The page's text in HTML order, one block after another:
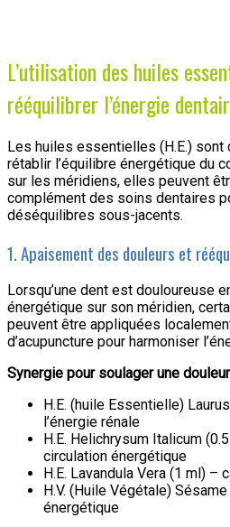
L’utilisation des huiles
rééquilibrer l’énergie
Les huiles essentielles (H.E.)
rétablir l’équilibre énergétique du
sur les méridiens, elles peuvent
complément des soins dentaires
déséquilibres sous-jacents.
1. Apaisement des douleurs et
Lorsqu’une dent est douloureuse
énergétique sur son méridien,
peuvent être appliquées
d’acupuncture pour harmoniser
Synergie pour soulager une
H.E. (huile Essentielle)
l’énergie rénale
H.E. Helichrysum Italicum
circulation énergétique
H.E. Lavandula Vera (1 ml) –
H.V. (Huile Végétale)
énergétique